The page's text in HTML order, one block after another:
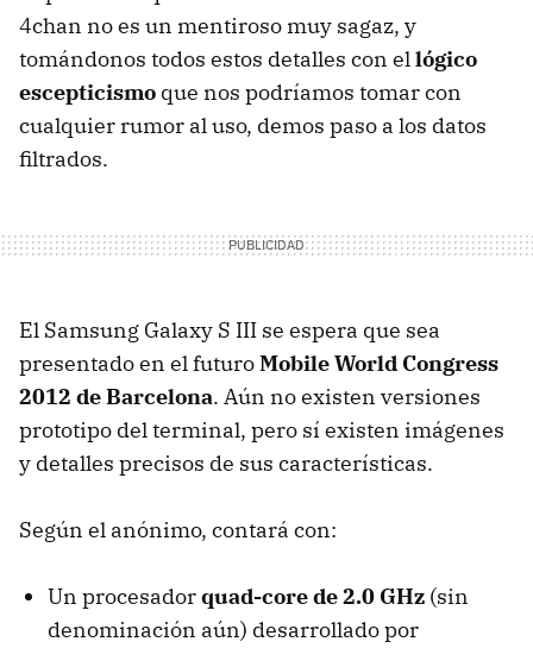
4chan no es un mentiroso muy sagaz, y
tomándonos todos estos detalles con ellógico
escepticismo que nos podríamos tomar con
cualquier rumor al uso, demos paso a los datos
filtrados.
El Samsung Galaxy S III se espera que sea
presentado en el futuroMobile World Congress
2012 de Barcelona. Aún no existen versiones
prototipo del terminal, pero sí existen imágenes
y detalles precisos de sus características.
Según el anónimo, contará con:
Un procesadorquad-core de 2.0 GHz (sin
denominación aún) desarrollado por